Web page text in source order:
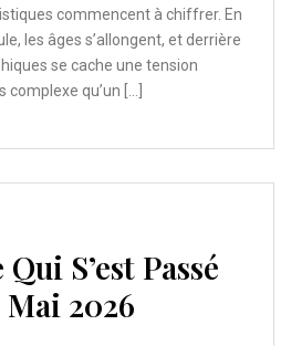
commencent à chiffrer. En
les âges s’allongent, et derrière
se cache une tension
qu’un […]
S’est Passé
Mai 2026